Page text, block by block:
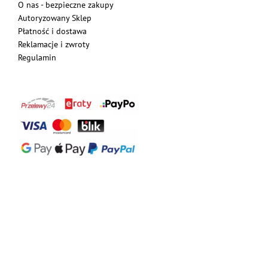
O nas - bezpieczne zakupy
Autoryzowany Sklep
Płatność i dostawa
Reklamacje i zwroty
Regulamin